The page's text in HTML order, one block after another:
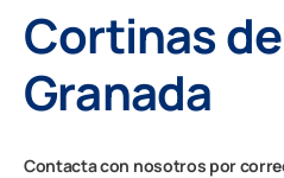
Atención al cliente
Solucionamos lo que
Cortinas
Granada
Contacta con nosotros por